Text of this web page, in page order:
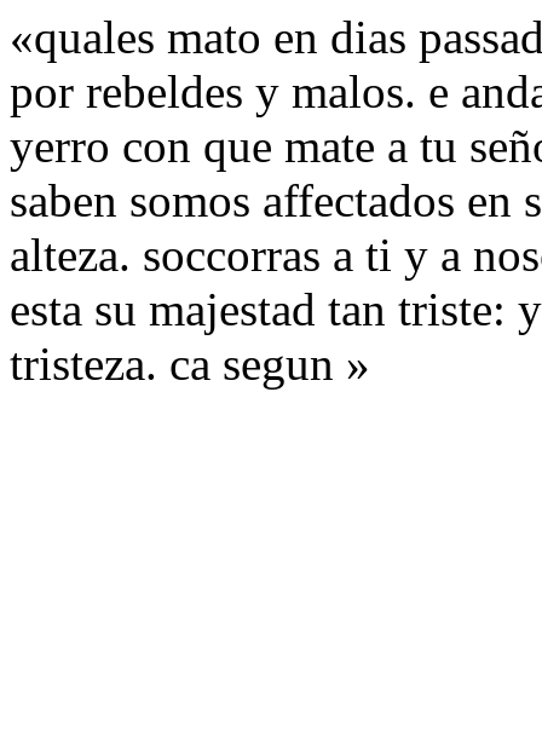
«quales mato en dias
por rebeldes y malos. e
yerro con que mate a tu
saben somos affectados
alteza. soccorras a ti y a
esta su majestad tan triste:
tristeza. ca segun »